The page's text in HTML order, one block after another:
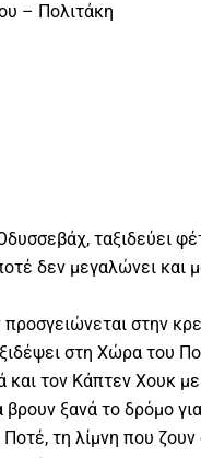
– Πολιτάκη
ταξιδεύει
δεν μεγαλώνει και
προσγειώνεται στην
στη Χώρα του
και τον Κάπτεν Χουκ
ξανά το δρόμο
τη λίμνη που ζουν